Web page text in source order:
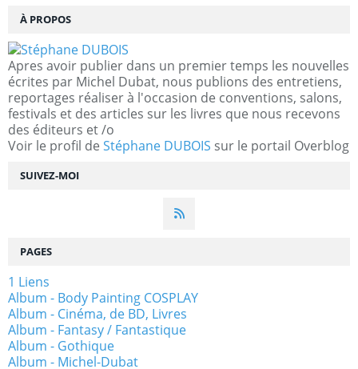
SUIVEZ-MOI
À PROPOS
Apres avoir publier dans un premier temps les nouvelles
écrites par Michel Dubat, nous publions des entretiens,
reportages réaliser à l'occasion de conventions, salons,
festivals et des articles sur les livres que nous recevons
des éditeurs et /o
Voir le profil de Stéphane DUBOIS sur le portail Overblog
PAGES
1 Liens
Album - Body Painting COSPLAY
Album - Cinéma, de BD, Livres
Album - Fantasy / Fantastique
Album - Gothique
Album - Michel-Dubat